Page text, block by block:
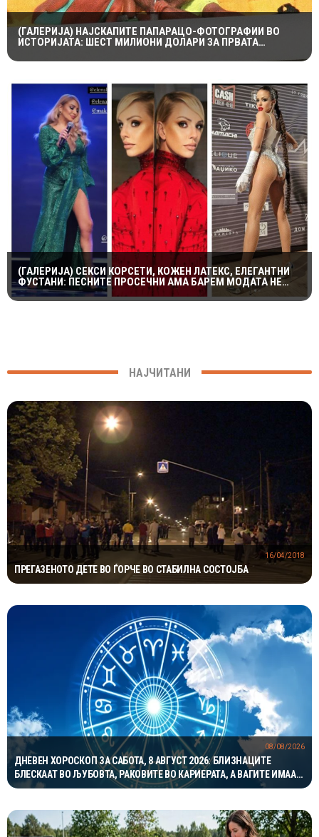
(ГАЛЕРИЈА) НАЈСКАПИТЕ ПАПАРАЦО-ФОТОГРАФИИ ВО
ИСТОРИЈАТА: ШЕСТ МИЛИОНИ ДОЛАРИ ЗА ПРВАТА
(ГАЛЕРИЈА) СЕКСИ КОРСЕТИ, КОЖЕН ЛАТЕКС, ЕЛЕГАНТНИ
ФУСТАНИ: ПЕСНИТЕ ПРОСЕЧНИ АМА БАРЕМ МОДАТА НЕ
ПОТФРЛИ НА МАКФЕСТ
НАЈЧИТАНИ
ПРЕГАЗЕНОТО ДЕТЕ ВО ЃОРЧЕ ВО СТАБИЛНА СОСТОЈБА
16/04/2018
ДНЕВЕН ХОРОСКОП ЗА САБОТА, 8 АВГУСТ 2026: БЛИЗНАЦИТЕ
БЛЕСКААТ ВО ЉУБОВТА, РАКОВИТЕ ВО КАРИЕРАТА, А ВАГИТЕ ИМААТ
ОДЛИЧЕН ДЕН ЗА ХАРМОНИЈА
08/08/2026